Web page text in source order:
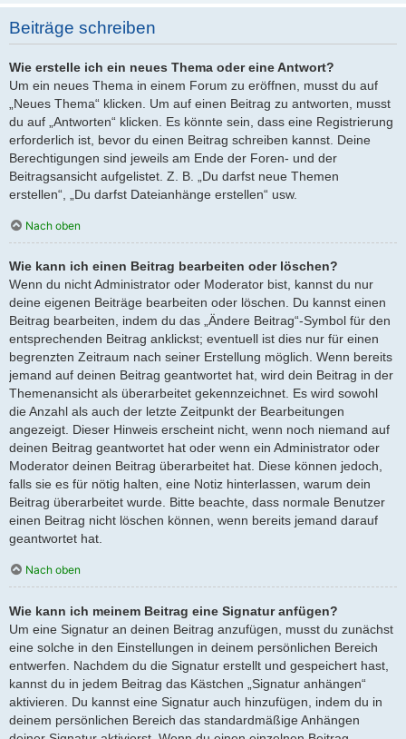
Beiträge schreiben
Wie erstelle ich ein neues Thema oder eine Antwort?
Um ein neues Thema in einem Forum zu eröffnen, musst du auf
„Neues Thema“ klicken. Um auf einen Beitrag zu antworten, musst
du auf „Antworten“ klicken. Es könnte sein, dass eine Registrierung
erforderlich ist, bevor du einen Beitrag schreiben kannst. Deine
Berechtigungen sind jeweils am Ende der Foren- und der
Beitragsansicht aufgelistet. Z. B. „Du darfst neue Themen
erstellen“, „Du darfst Dateianhänge erstellen“ usw.
Nach oben
Wie kann ich einen Beitrag bearbeiten oder löschen?
Wenn du nicht Administrator oder Moderator bist, kannst du nur
deine eigenen Beiträge bearbeiten oder löschen. Du kannst einen
Beitrag bearbeiten, indem du das „Ändere Beitrag“-Symbol für den
entsprechenden Beitrag anklickst; eventuell ist dies nur für einen
begrenzten Zeitraum nach seiner Erstellung möglich. Wenn bereits
jemand auf deinen Beitrag geantwortet hat, wird dein Beitrag in der
Themenansicht als überarbeitet gekennzeichnet. Es wird sowohl
die Anzahl als auch der letzte Zeitpunkt der Bearbeitungen
angezeigt. Dieser Hinweis erscheint nicht, wenn noch niemand auf
deinen Beitrag geantwortet hat oder wenn ein Administrator oder
Moderator deinen Beitrag überarbeitet hat. Diese können jedoch,
falls sie es für nötig halten, eine Notiz hinterlassen, warum dein
Beitrag überarbeitet wurde. Bitte beachte, dass normale Benutzer
einen Beitrag nicht löschen können, wenn bereits jemand darauf
geantwortet hat.
Nach oben
Wie kann ich meinem Beitrag eine Signatur anfügen?
Um eine Signatur an deinen Beitrag anzufügen, musst du zunächst
eine solche in den Einstellungen in deinem persönlichen Bereich
entwerfen. Nachdem du die Signatur erstellt und gespeichert hast,
kannst du in jedem Beitrag das Kästchen „Signatur anhängen“
aktivieren. Du kannst eine Signatur auch hinzufügen, indem du in
deinem persönlichen Bereich das standardmäßige Anhängen